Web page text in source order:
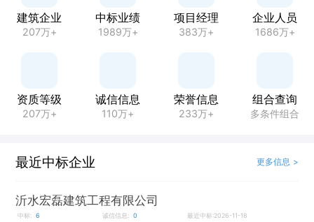
建筑企业
207万+
中标业绩
1989万+
项目经理
383万+
企业人员
1686万+
资质等级
207万+
诚信信息
110万+
荣誉信息
233万+
组合查询
多条件组合
最近中标企业 更多信息 >
沂水宏磊建筑工程有限公司
中标: 6 诚信信息: 0 最近中标:2026-11-18